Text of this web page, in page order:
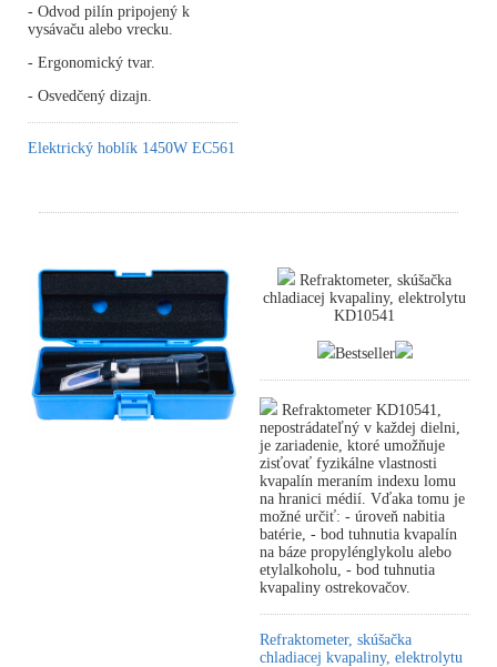
- Odvod pilín pripojený k
vysávaču alebo vrecku.
- Ergonomický tvar.
- Osvedčený dizajn.
Elektrický hoblík 1450W EC561
Refraktometer, skúšačka
chladiacej kvapaliny, elektrolytu
KD10541
Bestseller
Refraktometer KD10541,
nepostrádateľný v každej dielni,
je zariadenie, ktoré umožňuje
zisťovať fyzikálne vlastnosti
kvapalín meraním indexu lomu
na hranici médií. Vďaka tomu je
možné určiť: - úroveň nabitia
batérie, - bod tuhnutia kvapalín
na báze propylénglykolu alebo
etylalkoholu, - bod tuhnutia
kvapaliny ostrekovačov.
Refraktometer, skúšačka
chladiacej kvapaliny, elektrolytu